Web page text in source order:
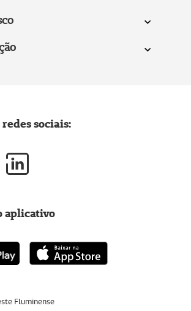
Fluminense
redes sociais:
aplicativo